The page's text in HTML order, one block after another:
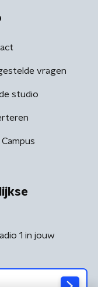
vragen
studio
Campus
1 in jouw